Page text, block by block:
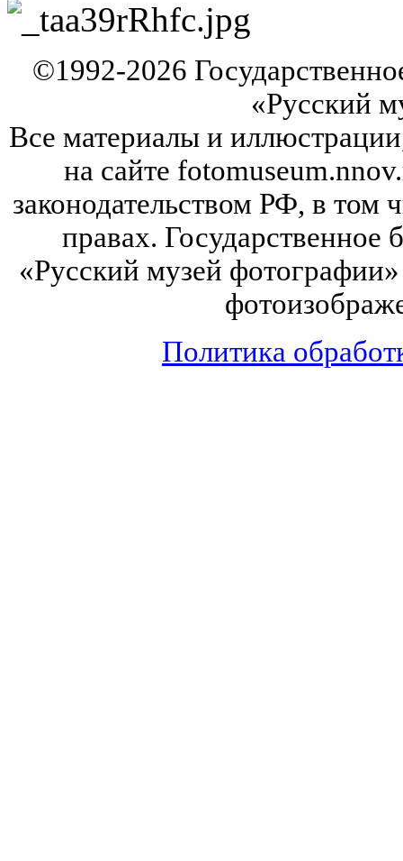
©1992-2026
«Русский
Все материалы и
на сайте
законодательством РФ, в том
правах.
«Русский музей
Политика